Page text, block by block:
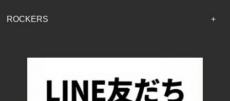
ROCKERS
配送・送料について
返品について
お支払い方法について